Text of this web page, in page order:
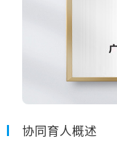
协同育人概述